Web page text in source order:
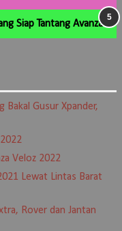
Siap Tantang Avanza
Bakal Gusur Xpander,
Veloz 2022
Lewat Lintas Barat
Rover dan Jantan